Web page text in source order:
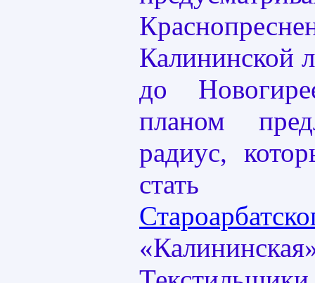
Калининской
до
планом
радиус,
стать